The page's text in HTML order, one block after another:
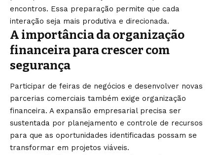
encontros. Essa preparação permite que cada
interação seja mais produtiva e direcionada.
A importância da organização
financeira para crescer com
segurança
Participar de feiras de negócios e desenvolver novas
parcerias comerciais também exige organização
financeira. A expansão empresarial precisa ser
sustentada por planejamento e controle de recursos
para que as oportunidades identificadas possam se
transformar em projetos viáveis.